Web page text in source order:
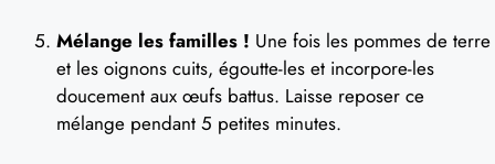
Mélange les familles ! Une fois les pommes de terre
et les oignons cuits, égoutte-les et incorpore-les
doucement aux œufs battus. Laisse reposer ce
mélange pendant 5 petites minutes.